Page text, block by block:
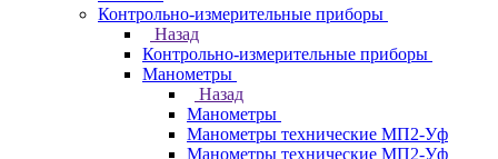
Контрольно-измерительные приборы
Назад
Контрольно-измерительные приборы
Манометры
Назад
Манометры
Манометры технические МП2-Уф
Манометры технические МП2-Уф